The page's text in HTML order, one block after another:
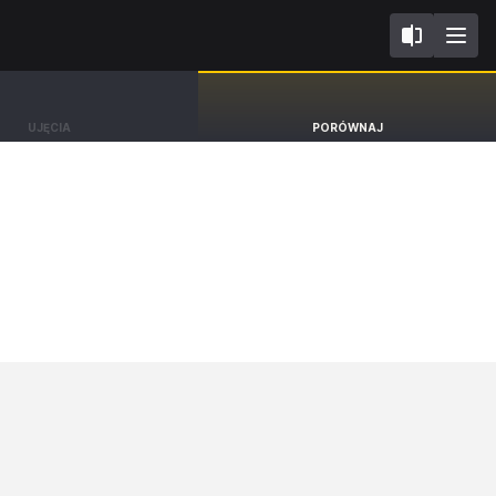
UJĘCIA PORÓWNAJ
Volvo EX90